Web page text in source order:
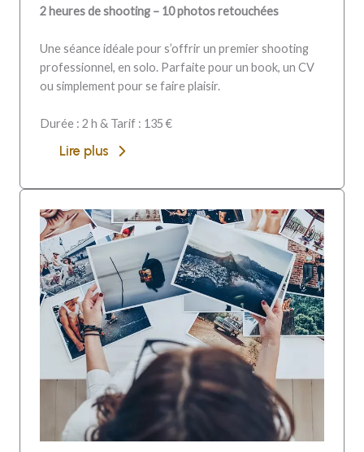
2 heures de shooting – 10 photos retouchées
Une séance idéale pour s’offrir un premier shooting
professionnel, en solo. Parfaite pour un book, un CV
ou simplement pour se faire plaisir.
Durée : 2 h & Tarif : 135 €
Lire plus